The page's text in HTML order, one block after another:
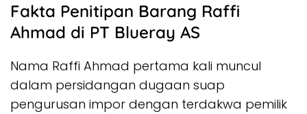
Fakta Penitipan Barang Raffi
Ahmad di PT Blueray AS
Nama Raffi Ahmad pertama kali muncul
dalam persidangan dugaan suap
pengurusan impor dengan terdakwa pemilik